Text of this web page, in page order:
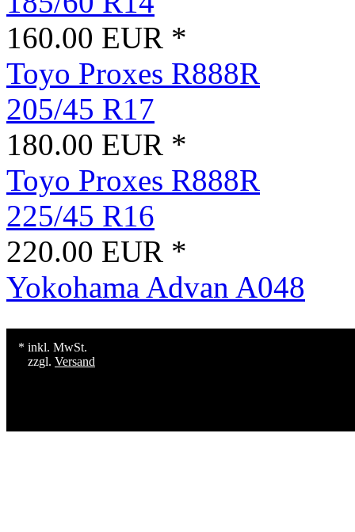
160.00 EUR *
Toyo Proxes R888R
205/45 R17
180.00 EUR *
Toyo Proxes R888R
225/45 R16
220.00 EUR *
Yokohama Advan A048
* inkl. MwSt.
zzgl. Versand